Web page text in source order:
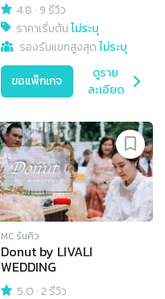
4.8 · 9 รีวิว
ราคาเริ่มต้นไม่ระบุ
รองรับแขกสูงสุดไม่ระบุ
ขอแพ็กเกจ
ดูราย
ละเอียด
MC รันคิว
Donut by LIVALI
WEDDING
5.0 ·2 รีวิว